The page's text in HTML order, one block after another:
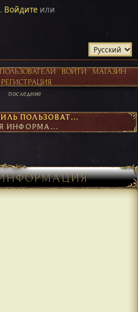
. Войдите или
ВОЙТИ
МАГАЗИН
РЕГИСТРАЦИЯ
последние
ПРОФИЛЬ ПОЛЬЗОВАТЕЛЯ ЛИРА
ОСНОВНАЯ ИНФОРМАЦИЯ